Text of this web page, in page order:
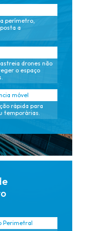
perímetro,
a
drones não
o espaço
móvel
rápida para
temporárias.
Perimetral